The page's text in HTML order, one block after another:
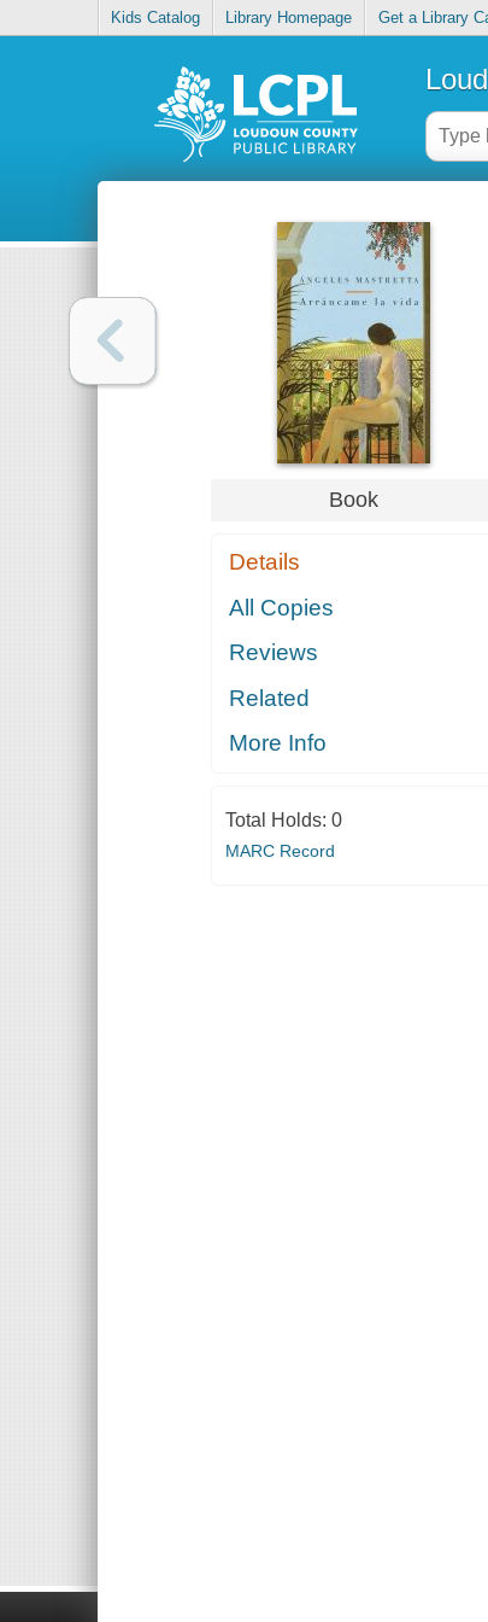
Kids Catalog Library Homepage Get a Library
Book
Details
All Copies
Reviews
Related
More Info
Total Holds: 0
MARC Record